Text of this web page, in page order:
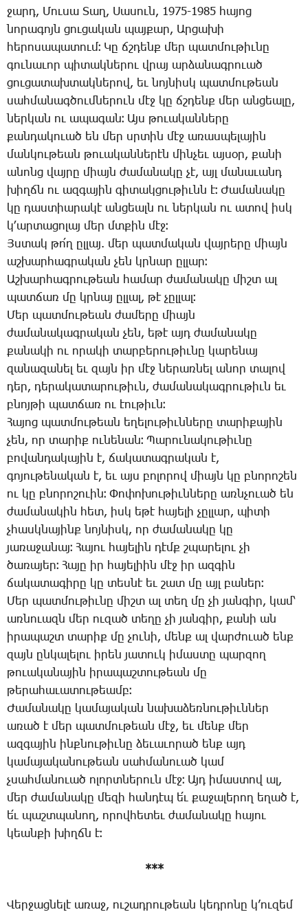
ջարդ, ­Մու­սա ­Տաղ, ­Սա­սուն, 1975-1985 հա­յոց
նո­րա­գոյն ցու­ցա­կան պայ­քար, Ար­ցա­խի
հե­րո­սա­պա­տում։ ­Կը ճշդենք մեր պատ­մու­թիւ­նը
գու­նա­ւոր պի­տակ­նե­րու վրայ ար­ձա­նագ­րո­ւած
ցու­ցա­տախ­տակ­նե­րով, եւ նոյ­նիսկ պատ­մու­թեան
սահ­մա­նագ­ծում­նե­րուն մէջ կը ճշդենք մեր ան­ցեա­լը,
ներ­կան ու ա­պա­գան։ Այս թո­ւա­կան­նե­րը
քան­դա­կո­ւած են մեր սրտին մէջ ա­ռաս­պե­լա­յին
ման­կու­թեան թո­ւա­կան­նե­րէն մին­չեւ այ­սօր, քա­նի
ա­նոնց վայ­րը միայն ժա­մա­նա­կը չէ, այլ մա­նա­ւանդ
խիղճն ու ազ­գա­յին գի­տակ­ցու­թիւնն է։ ­Ժա­մա­նա­կը
կը դաս­տիա­րա­կէ ան­ցեալն ու ներ­կան ու ա­տով իսկ
կ­՚ար­տա­ցո­լայ մեր մտքին մէջ։
Յս­տակ թո՛ղ ըլ­լայ. մեր պատ­մա­կան վայ­րե­րը միայն
աշ­խար­հագ­րա­կան չեն կրնար ըլ­լար։
Աշ­խար­հագ­րու­թեան հա­մար ժա­մա­նա­կը միշտ ալ
պատ­ճառ մը կրնայ ըլ­լալ, թէ չըլ­լալ։
­Մեր պատ­մու­թեան ժա­մե­րը միայն
ժա­մա­նա­կագ­րա­կան չեն, ե­թէ այդ ժա­մա­նա­կը
քա­նա­կի ու ո­րա­կի տար­բե­րու­թիւ­նը կա­րե­նայ
զա­նա­զա­նել եւ զայն իր մէջ նե­րառ­նել ա­նոր տա­լով
դեր, դե­րա­կա­տա­րու­թիւն, ժա­մա­նա­կագ­րու­թիւն եւ
բնոյ­թի պատ­ճառ ու էու­թիւն։
­Հա­յոց պատ­մու­թեան ե­ղե­լու­թիւն­նե­րը տա­րի­քա­յին
չեն, որ տա­րիք ու­նե­նան։ ­Պա­րու­նա­կու­թիւ­նը
բո­վան­դա­կա­յին է, ճա­կա­տագ­րա­կան է,
գո­յու­թե­նա­կան է, եւ այս բո­լո­րով միայն կը բնո­րո­շեն
ու կը բնո­րո­շո­ւին։ ­Փո­փո­խու­թիւն­նե­րը առն­չո­ւած են
ժա­մա­նա­կին հետ, իսկ ե­թէ հա­յե­լի չըլ­լար, պի­տի
չհասկ­նա­յինք նոյ­նիսկ, որ ժա­մա­նա­կը կը
յա­ռա­ջա­նայ։ ­Հա­յու հա­յե­լին դէմք շպա­րե­լու չի
ծա­ռա­յեր։ ­Հա­յը իր հա­յե­լիին մէջ իր ազ­գին
ճա­կա­տա­գի­րը կը տես­նէ եւ շատ մը այլ բա­ներ։
­Մեր պատ­մու­թիւ­նը միշտ ալ տեղ մը չի յան­գիր, կամ՝
առ­նո­ւազն մեր ու­զած տե­ղը չի յան­գիր, քա­նի ան
ի­րա­պաշտ տա­րիք մը չու­նի, մենք ալ վար­ժո­ւած ենք
զայն ըն­կա­լե­լու ի­րեն յա­տուկ ի­մաս­տը պար­զող
թո­ւա­կա­նա­յին ի­րա­պաշ­տու­թեան մը
թե­րա­հա­ւա­տու­թեամբ։
­Ժա­մա­նա­կը կա­մա­յա­կան նա­խա­ձեռ­նու­թիւն­ներ
ա­ռած է մեր պատ­մու­թեան մէջ, եւ մենք մեր
ազ­գա­յին ինք­նու­թիւ­նը ձե­ւա­ւո­րած ենք այդ
կա­մա­յա­կա­նու­թեան սահ­մա­նո­ւած կամ
չսահ­մա­նո­ւած ո­լորտ­նե­րուն մէջ։ Այդ ի­մաս­տով ալ,
մեր ժա­մա­նա­կը մե­զի հան­դէպ ե՛ւ քա­ջա­լե­րող ե­ղած է,
ե՛ւ պաշտ­պա­նող, ո­րով­հե­տեւ ժա­մա­նա­կը հա­յու
կեան­քի խիղճն է։
***
Վեր­ջաց­նե­լէ ա­ռաջ, ու­շադ­րու­թեան կեդ­րո­նը կ­’ու­զեմ